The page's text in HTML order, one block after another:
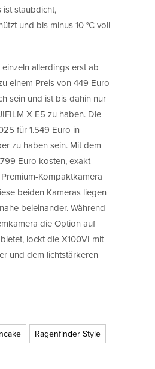
staubdicht,
und bis minus 10 °C voll
allerdings erst ab
einem Preis von 449 Euro
sein und ist bis dahin nur
X-E5 zu haben. Die
für 1.549 Euro in
zu haben sein. Mit dem
Euro kosten, exakt
Kompaktkamera
beiden Kameras liegen
beieinander. Während
die Option auf
lockt die X100VI mit
und dem lichtstärkeren
Ragenfinder Style